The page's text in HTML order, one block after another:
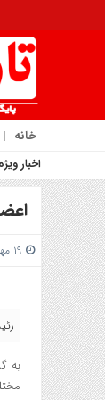
خانه
اخبار ویژه
به